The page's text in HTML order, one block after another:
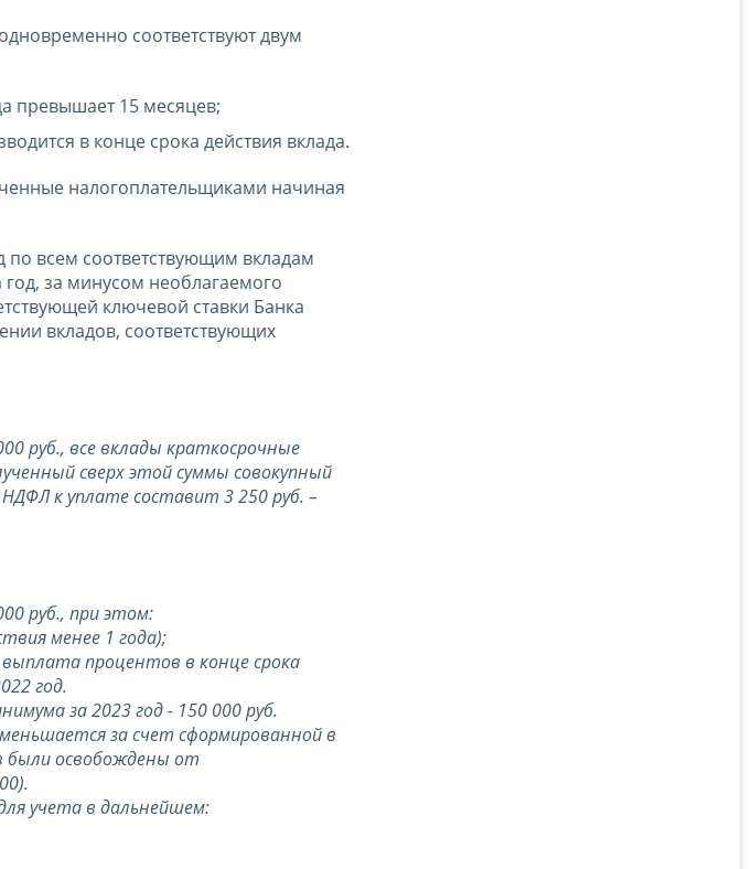
соответствуют двум
превышает 15 месяцев;
в конце срока действия вклада.
налогоплательщиками начиная
всем соответствующим вкладам
за минусом необлагаемого
ключевой ставки Банка
вкладов, соответствующих
руб., все вклады краткосрочные
сверх этой суммы совокупный
к уплате составит 3 250 руб. –
руб., при этом:
менее 1 года);
выплата процентов в конце срока
год.
за 2023 год - 150 000 руб.
за счет сформированной в
были освобождены от
учета в дальнейшем: